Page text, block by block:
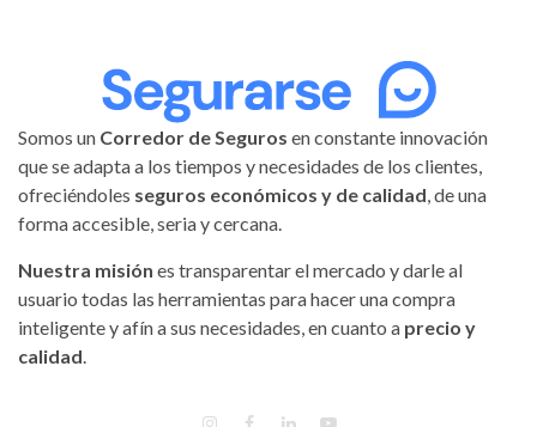
Somos un Corredor de Seguros en constante innovación
que se adapta a los tiempos y necesidades de los clientes,
ofreciéndoles seguros económicos y de calidad, de una
forma accesible, seria y cercana.
Nuestra misión es transparentar el mercado y darle al
usuario todas las herramientas para hacer una compra
inteligente y afín a sus necesidades, en cuanto a precio y
calidad.